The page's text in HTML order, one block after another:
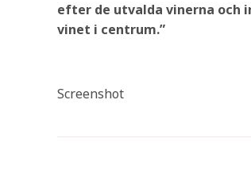
efter de utvalda vinerna och
vinet i centrum.”
Screenshot